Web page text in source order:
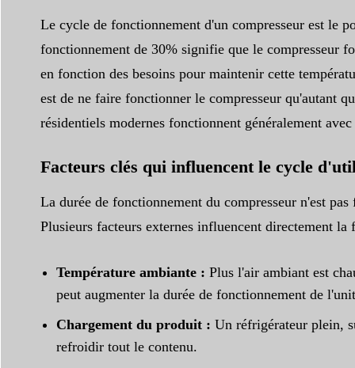
Le cycle de fonctionnement d'un compresseur est le
fonctionnement de 30% signifie que le compresseur
en fonction des besoins pour maintenir cette
est de ne faire fonctionner le compresseur qu'autant
résidentiels modernes fonctionnent généralement
Facteurs clés qui influencent le cycle
La durée de fonctionnement du compresseur n'est
Plusieurs facteurs externes influencent directement
Température ambiante : Plus l'air ambiant est
peut augmenter la durée de fonctionnement de
Chargement du produit : Un réfrigérateur plein,
refroidir tout le contenu.